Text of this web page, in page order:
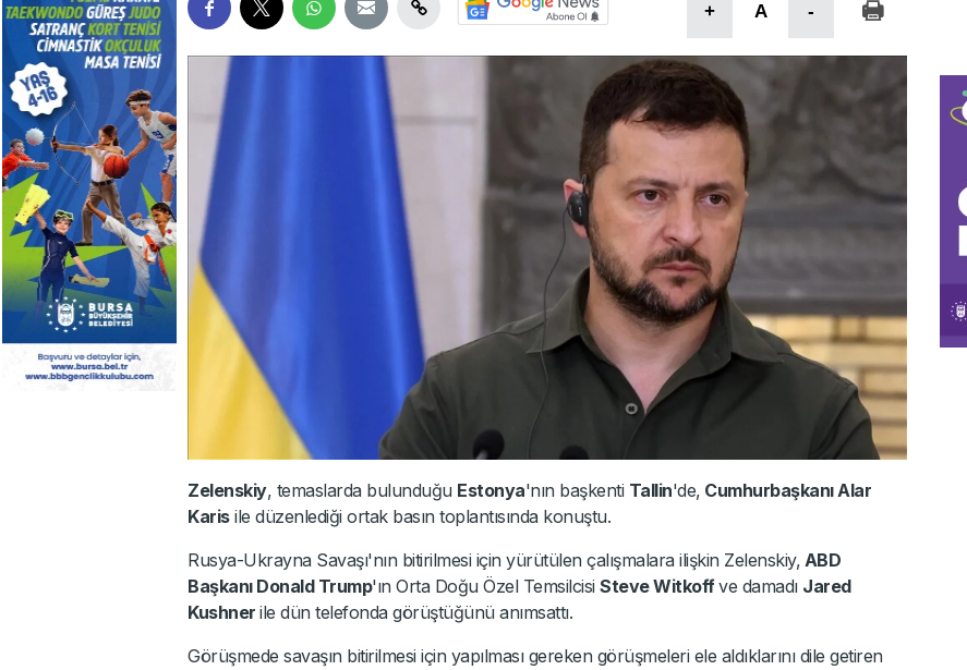
+ A -
Zelenskiy, temaslarda bulunduğu Estonya'nın başkenti Tallin'de, Cumhurbaşkanı Alar
Karisile düzenlediği ortak basın toplantısında konuştu.
Rusya-Ukrayna Savaşı'nın bitirilmesi için yürütülen çalışmalara ilişkin Zelenskiy, ABD
Başkanı Donald Trump'ın Orta Doğu Özel Temsilcisi Steve Witkoffve damadı Jared
Kushner ile dün telefonda görüştüğünü anımsattı.
Görüşmede savaşın bitirilmesi için yapılması gereken görüşmeleri ele aldıklarını dile getiren